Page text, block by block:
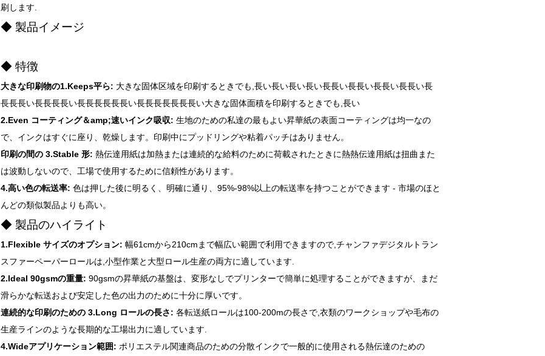
刷します.
◆ 製品イメージ
◆ 特徴
大きな印刷物の1.Keeps平ら: 大きな固体区域を印刷するときでも,長い長い長い長い長長い長長い長長い長長い長
長長長い長長長長い長長長長長長い長長長長長長長い大きな固体面積を印刷するときでも,長い
2.Even コーティング＆amp;速いインク吸収: 生地のための私達の最もよい昇華紙の表面コーティングは均一なの
で、インクはすぐに座り、乾燥します。印刷中にプッドリングや粘着パッチはありません。
印刷の間の 3.Stable 形: 熱伝達用紙は加熱または連続的な給料のために荷載されたときに熱熱伝達用紙は扭曲また
は波動しないので、工場で使用するために信頼性があります。
4.高い色の転送率: 色は押した後に明るく、明確に通り、95%-98%以上の転送率を持つことができます - 市場のほと
んどの類似製品よりも高い。
◆ 製品のハイライト
1.Flexible サイズのオプション: 幅61cmから210cmまで幅広い範囲で利用できますので,チャンファデジタルトラン
スファーペーパーロールは,小型作業と大型ロール生産の両方に適しています.
2.Ideal 90gsmの重量: 90gsmの昇華紙の基盤は、変形なしでプリンターで簡単に処理することができますが、まだ
滑らかな転送および安定した色の出力のために十分に厚いです。
連続的な印刷のための 3.Long ロールの長さ: 各転送紙ロールは100-200mの長さで,衣類のワークショップや毛布の
生産ラインのような長期的な工場出力に適しています.
4.Wideアプリケーション範囲: ポリエステル関連商品のための分散インクで一般的に使用される熱伝達のための